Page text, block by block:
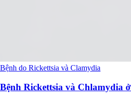
Bệnh do Rickettsia và Clamydia
Bệnh Rickettsia và Chlamydia